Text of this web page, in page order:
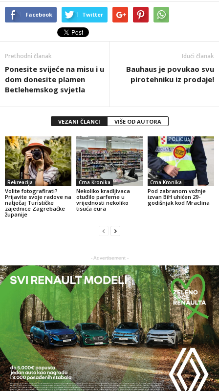
Facebook Twitter
Prethodni članak
Ponesite svijeće na misu i u
dom donesite plamen
Betlehemskog svjetla
Idući članak
Bauhaus je povukao svu
pirotehniku iz prodaje!
VEZANI ČLANCI VIŠE OD AUTORA
Rekreacija
Volite fotografirati?
Prijavite svoje radove na
natječaj Turističke
zajednice Zagrebačke
županije
Crna Kronika
Nekoliko kradljivaca
otuđilo parfeme u
vrijednosti nekoliko
tisuća eura
Crna Kronika
Pod zabranom vožnje
izvan BiH uhićen 29-
godišnjak kod Mraclina
- Advertisement -